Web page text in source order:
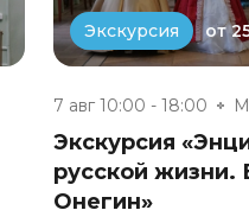
Экскурсия от
7 авг 10:00 - 18:00
Экскурсия
русской жизни.
Онегин»